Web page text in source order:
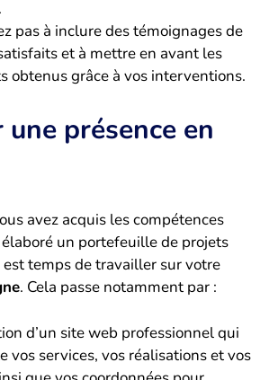
pas à inclure des témoignages de
et à mettre en avant les
obtenus grâce à vos interventions.
une présence en
avez acquis les compétences
un portefeuille de projets
temps de travailler sur votre
. Cela passe notamment par :
d’un site web professionnel qui
vos services, vos réalisations et vos